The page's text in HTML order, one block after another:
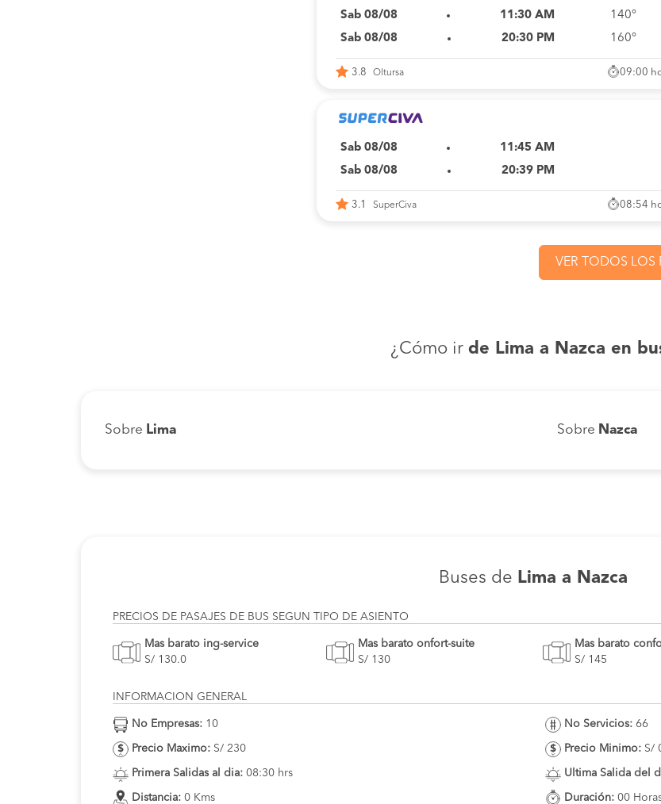
Sab 08/08
11:30 AM
Sab 08/08
20:30 PM
140°
160°
3.8 Oltursa 09:00
Sab 08/08
11:45 AM
Sab 08/08
20:39 PM
3.1 SuperCiva 08:54
VER TODOS LOS
¿Cómo ir de Lima a Nazca en
Sobre Lima Sobre Nazca
Buses de Lima a Nazca
PRECIOS DE PASAJES DE BUS SEGUN TIPO DE ASIENTO
Mas barato ing-service
S/ 130.0
Mas barato onfort-suite
S/ 130
Mas barato
S/ 145
INFORMACION GENERAL
No Empresas: 10
Precio Maximo: S/ 230
Primera Salidas al dia: 08:30 hrs
Distancia: 0 Kms
No Servicios: 66
Precio Minimo: S/
Ultima Salida del
Duración: 00